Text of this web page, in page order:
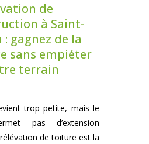
de
à Saint-
: gagnez de la
sans empiéter
terrain
trop petite, mais le
pas d’extension
de toiture est la